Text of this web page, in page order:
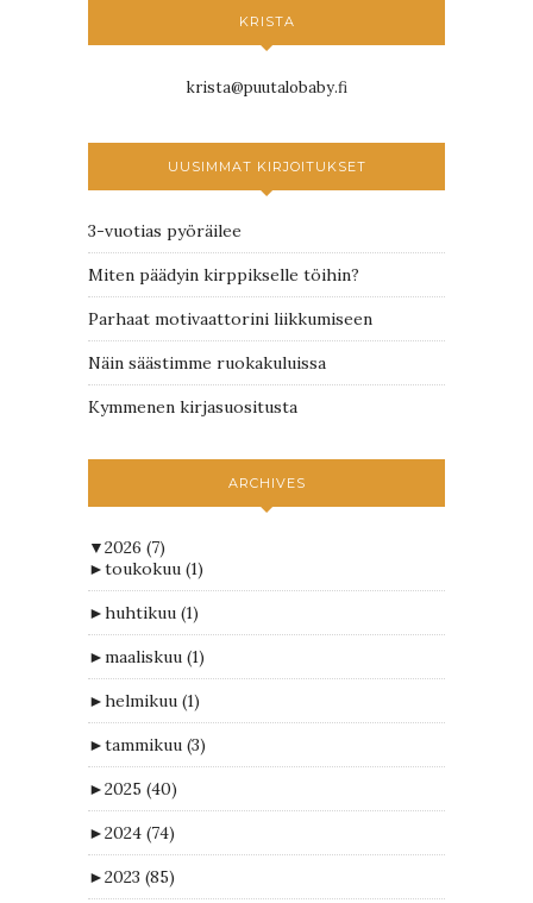
KRISTA
krista@puutalobaby.fi
UUSIMMAT KIRJOITUKSET
3-vuotias pyöräilee
Miten päädyin kirppikselle töihin?
Parhaat motivaattorini liikkumiseen
Näin säästimme ruokakuluissa
Kymmenen kirjasuositusta
ARCHIVES
▼2026 (7)
►toukokuu (1)
►huhtikuu (1)
►maaliskuu (1)
►helmikuu (1)
►tammikuu (3)
►2025 (40)
►2024 (74)
►2023 (85)